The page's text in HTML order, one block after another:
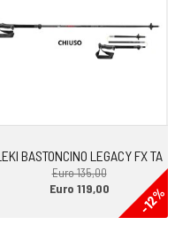
portare più tipologie di
BASTONCINO LEGACY FX TA
Euro 135,00
-12%
Euro 119,00